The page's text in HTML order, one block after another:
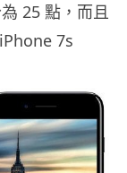
25 點，而且
7s